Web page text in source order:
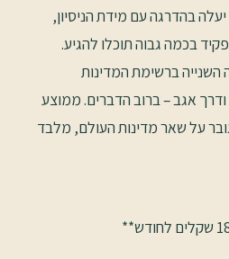
בהדרגה עם מידת הניסיון,
בכמה גבוה תוכלו להגיע.
השנייה ברשימת המדינות
אגב – ברוב הדברים. ממוצע
על שאר מדינות העולם, מלבד